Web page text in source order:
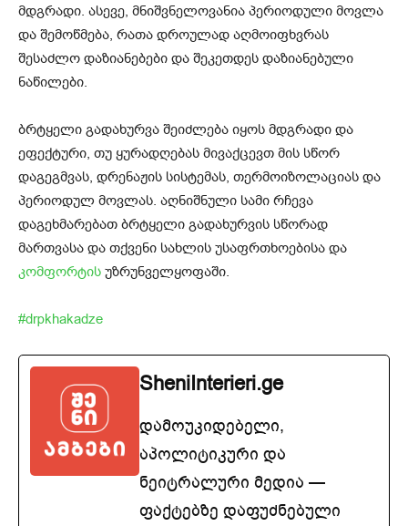
მდგრადი. ასევე, მნიშვნელოვანია პერიოდული მოვლა
და შემოწმება, რათა დროულად აღმოიფხვრას
შესაძლო დაზიანებები და შეკეთდეს დაზიანებული
ნაწილები.
ბრტყელი გადახურვა შეიძლება იყოს მდგრადი და
ეფექტური, თუ ყურადღებას მივაქცევთ მის სწორ
დაგეგმვას, დრენაჟის სისტემას, თერმოიზოლაციას და
პერიოდულ მოვლას. აღნიშნული სამი რჩევა
დაგეხმარებათ ბრტყელი გადახურვის სწორად
მართვასა და თქვენი სახლის უსაფრთხოებისა და
კომფორტის უზრუნველყოფაში.
#drpkhakadze
SheniInterieri.ge
დამოუკიდებელი,
აპოლიტიკური და
ნეიტრალური მედია —
ფაქტებზე დაფუძნებული